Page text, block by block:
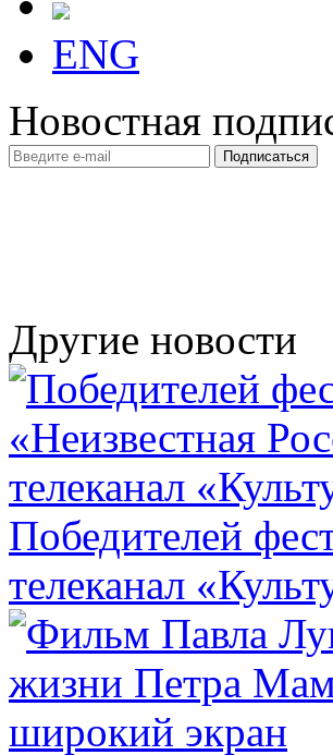
ENG
Новостная
Другие новости
Победителей
телеканал